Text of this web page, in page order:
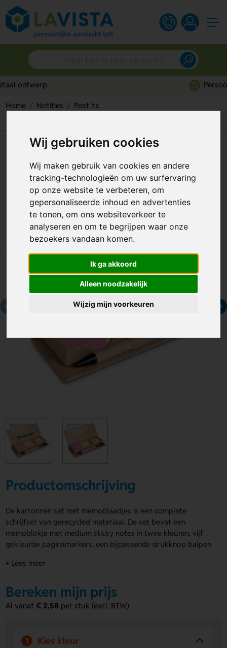
Wij gebruiken cookies
Wij maken gebruik van cookies en andere
tracking-technologieën om uw surfervaring
op onze website te verbeteren, om
gepersonaliseerde inhoud en advertenties
te tonen, om ons websiteverkeer te
analyseren en om te begrijpen waar onze
bezoekers vandaan komen.
Ik ga akkoord
Alleen noodzakelijk
Wijzig mijn voorkeuren
Home Notities
Post its
Kartonnen set met
memoblaadjes
Artikelnummer: 49075
Productomschrijving
De kartonnen set met memoblaadjes is een complete
schrijfset van gerecycled materiaal. De set bevat een
memoblokje met medium sticky notes in twee kleuren, vijf
gekleurde paginamarkers, een bijpassende drukknop balpen
transparante liniaal van 12 cm. De kartonnen set met
zowel op de pen als op de kaft.
Voordelen van de kartonnen set met
Volledige schrijfset in één
– Inclusief memoblaadjes,
+ Lees meer
Bereken mijn prijs
Al vanaf€ 2,58 per stuk (excl. BTW)
1 Kies kleur